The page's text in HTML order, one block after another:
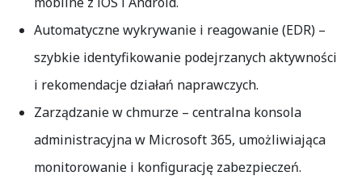
Automatyczne wykrywanie i reagowanie (EDR)–
szybkie identyfikowanie podejrzanych aktywności
i rekomendacje działań naprawczych.
Zarządzanie w chmurze– centralna konsola
administracyjna w Microsoft 365, umożliwiająca
monitorowanie i konfigurację zabezpieczeń.